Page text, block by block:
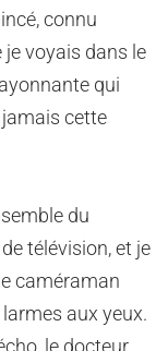
connu
je voyais dans le
qui
jamais cette
du
télévision, et je
caméraman
aux yeux.